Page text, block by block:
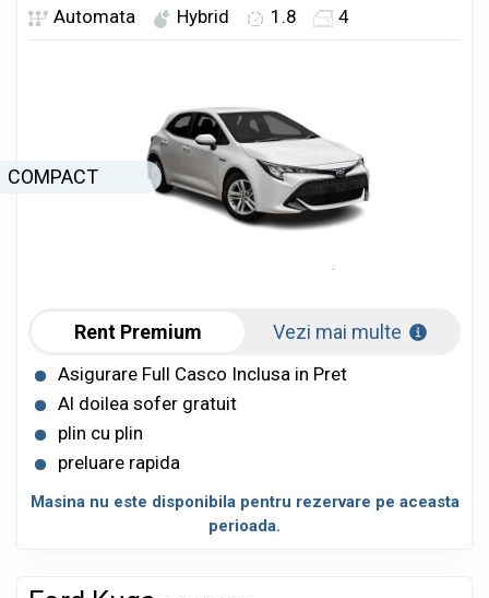
Automata
Hybrid 1.8 4
COMPACT
Rent Premium Vezi mai multe
Asigurare Full Casco Inclusa in Pret
Al doilea sofer gratuit
plin cu plin
preluare rapida
Masina nu este disponibila pentru rezervare pe aceasta
perioada.